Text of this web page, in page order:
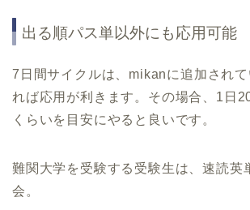
出る順パス単以外にも応用可能
7 日間サイクルは、 mikanに追加され
れば応用が利きます。その場合、1日
くらいを目安にやると良いです。
難関大学を受験する受験生は、速読英
会。